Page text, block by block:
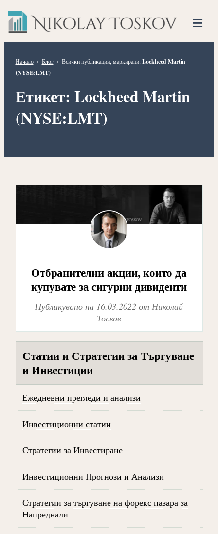
Прескочете
към
съдържанието
Финансов
Начало / Блог / Всички публикации, маркирани:Lockheed Martin
(NYSE:LMT)
Етикет: Lockheed Martin
(NYSE:LMT)
Отбранителни акции, които да
купувате за сигурни дивиденти
Публикувано на 16.03.2022 от Николай
Тосков
Статии и Стратегии за Търгуване
и Инвестиции
Ежедневни прегледи и анализи
Инвестиционни статии
Стратегии за Инвестиране
Инвестиционни Прогнози и Анализи
Стратегии за търгуване на форекс пазара за
Напреднали